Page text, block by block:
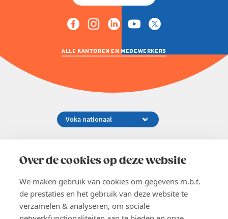
Over de cookies op deze website
We maken gebruik van cookies om gegevens m.b.t.
de prestaties en het gebruik van deze website te
verzamelen & analyseren, om sociale
ALLE KANTOREN EN MEDEWERKERS
02 229 81 11